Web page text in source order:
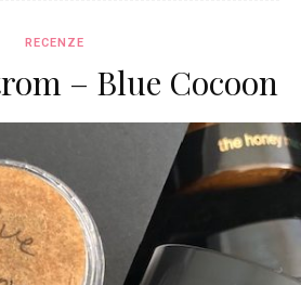
RECENZE
– Blue Cocoon